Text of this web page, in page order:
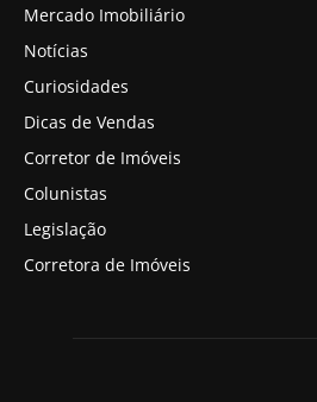
Mercado Imobiliário
Notícias
Curiosidades
Dicas de Vendas
Corretor de Imóveis
Colunistas
Legislação
Corretora de Imóveis